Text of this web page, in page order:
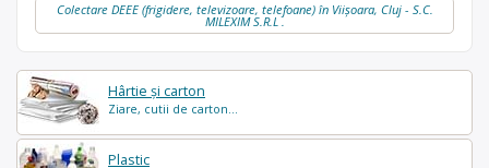
Hârtie și carton
Ziare, cutii de carton...
Plastic
Colectare DEEE (frigidere, televizoare, telefoane) în Viişoara, Cluj - S.C.
MILEXIM S.R.L .